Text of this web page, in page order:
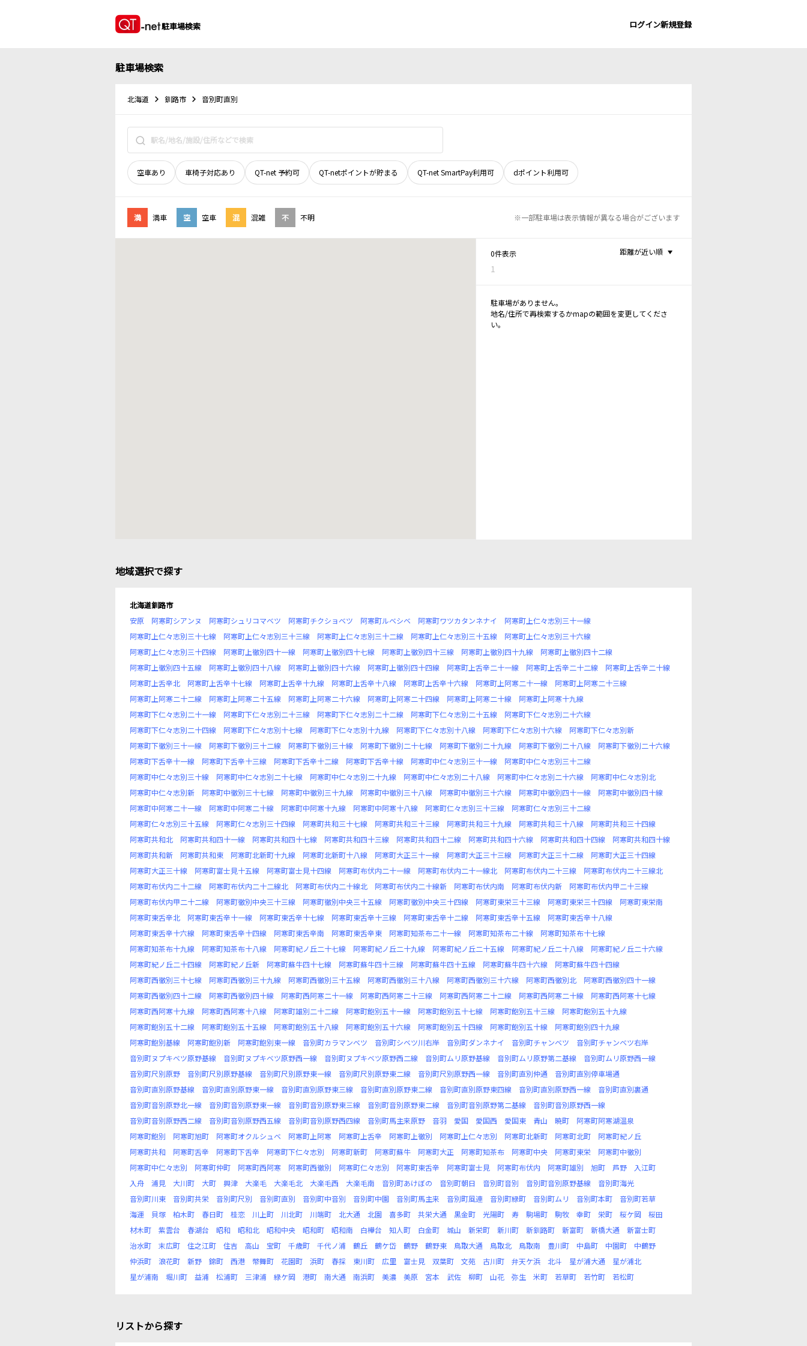
駐車場検索 ログイン新規登録
駐車場検索
北海道 釧路市 音別町直別
空車あり 車椅子対応あり QT-net 予約可 QT-netポイントが貯まる QT-net SmartPay利用可 dポイント利用可
満 満車 空 空車 混 混雑 不 不明 ※一部駐車場は表示情報が異なる場合がございます
0件表示
1
距離が近い順
駐車場がありません。
地名/住所で再検索するかmapの範囲を変更してくださ
い。
地域選択で探す
北海道釧路市
安原
阿寒町シアンヌ 阿寒町シュリコマベツ 阿寒町チクショベツ 阿寒町ルベシベ 阿寒町ワツカタンネナイ
阿寒町上仁々志別三十一線
阿寒町上仁々志別三十七線
阿寒町上仁々志別三十三線 阿寒町上仁々志別三十二線 阿寒町上仁々志別三十五線
阿寒町上仁々志別三十六線
阿寒町上仁々志別三十四線
阿寒町上徹別四十一線 阿寒町上徹別四十七線 阿寒町上徹別四十三線 阿寒町上徹別四十九線
阿寒町上徹別四十二線
阿寒町上徹別四十五線
阿寒町上徹別四十八線 阿寒町上徹別四十六線 阿寒町上徹別四十四線 阿寒町上舌辛二十一線 阿寒町上舌辛二十二線
阿寒町上舌辛二十線
阿寒町上舌辛北
阿寒町上舌辛十七線 阿寒町上舌辛十九線 阿寒町上舌辛十八線 阿寒町上舌辛十六線 阿寒町上阿寒二十一線
阿寒町上阿寒二十三線
阿寒町上阿寒二十二線
阿寒町上阿寒二十五線 阿寒町上阿寒二十六線 阿寒町上阿寒二十四線 阿寒町上阿寒二十線
阿寒町上阿寒十九線
阿寒町下仁々志別二十一線
阿寒町下仁々志別二十三線 阿寒町下仁々志別二十二線 阿寒町下仁々志別二十五線
阿寒町下仁々志別二十六線
阿寒町下仁々志別二十四線
阿寒町下仁々志別十七線 阿寒町下仁々志別十九線 阿寒町下仁々志別十八線 阿寒町下仁々志別十六線
阿寒町下仁々志別新
阿寒町下徹別三十一線
阿寒町下徹別三十二線 阿寒町下徹別三十線 阿寒町下徹別二十七線 阿寒町下徹別二十九線 阿寒町下徹別二十八線
阿寒町下徹別二十六線
阿寒町下舌辛十一線
阿寒町下舌辛十三線 阿寒町下舌辛十二線 阿寒町下舌辛十線 阿寒町中仁々志別三十一線
阿寒町中仁々志別三十二線
阿寒町中仁々志別三十線
阿寒町中仁々志別二十七線 阿寒町中仁々志別二十九線 阿寒町中仁々志別二十八線 阿寒町中仁々志別二十六線
阿寒町中仁々志別北
阿寒町中仁々志別新
阿寒町中徹別三十七線 阿寒町中徹別三十九線 阿寒町中徹別三十八線 阿寒町中徹別三十六線 阿寒町中徹別四十一線
阿寒町中徹別四十線
阿寒町中阿寒二十一線
阿寒町中阿寒二十線 阿寒町中阿寒十九線 阿寒町中阿寒十八線 阿寒町仁々志別三十三線
阿寒町仁々志別三十二線
阿寒町仁々志別三十五線
阿寒町仁々志別三十四線 阿寒町共和三十七線 阿寒町共和三十三線 阿寒町共和三十九線 阿寒町共和三十八線
阿寒町共和三十四線
阿寒町共和北
阿寒町共和四十一線 阿寒町共和四十七線 阿寒町共和四十三線 阿寒町共和四十二線 阿寒町共和四十六線 阿寒町共和四十四線
阿寒町共和四十線
阿寒町共和新
阿寒町共和東 阿寒町北新町十九線 阿寒町北新町十八線 阿寒町大正三十一線 阿寒町大正三十三線 阿寒町大正三十二線
阿寒町大正三十四線
阿寒町大正三十線
阿寒町富士見十五線 阿寒町富士見十四線 阿寒町布伏内二十一線 阿寒町布伏内二十一線北 阿寒町布伏内二十三線
阿寒町布伏内二十三線北
阿寒町布伏内二十二線
阿寒町布伏内二十二線北 阿寒町布伏内二十線北 阿寒町布伏内二十線新 阿寒町布伏内南 阿寒町布伏内新
阿寒町布伏内甲二十三線
阿寒町布伏内甲二十二線
阿寒町徹別中央三十三線 阿寒町徹別中央三十五線 阿寒町徹別中央三十四線 阿寒町東栄三十三線 阿寒町東栄三十四線
阿寒町東栄南
阿寒町東舌辛北
阿寒町東舌辛十一線 阿寒町東舌辛十七線 阿寒町東舌辛十三線 阿寒町東舌辛十二線 阿寒町東舌辛十五線
阿寒町東舌辛十八線
阿寒町東舌辛十六線
阿寒町東舌辛十四線 阿寒町東舌辛南 阿寒町東舌辛東 阿寒町知茶布二十一線 阿寒町知茶布二十線
阿寒町知茶布十七線
阿寒町知茶布十九線
阿寒町知茶布十八線 阿寒町紀ノ丘二十七線 阿寒町紀ノ丘二十九線 阿寒町紀ノ丘二十五線 阿寒町紀ノ丘二十八線
阿寒町紀ノ丘二十六線
阿寒町紀ノ丘二十四線
阿寒町紀ノ丘新 阿寒町蘇牛四十七線 阿寒町蘇牛四十三線 阿寒町蘇牛四十五線 阿寒町蘇牛四十六線
阿寒町蘇牛四十四線
阿寒町西徹別三十七線
阿寒町西徹別三十九線 阿寒町西徹別三十五線 阿寒町西徹別三十八線 阿寒町西徹別三十六線 阿寒町西徹別北
阿寒町西徹別四十一線
阿寒町西徹別四十二線
阿寒町西徹別四十線 阿寒町西阿寒二十一線 阿寒町西阿寒二十三線 阿寒町西阿寒二十二線 阿寒町西阿寒二十線
阿寒町西阿寒十七線
阿寒町西阿寒十九線
阿寒町西阿寒十八線 阿寒町雄別二十二線 阿寒町飽別五十一線 阿寒町飽別五十七線 阿寒町飽別五十三線
阿寒町飽別五十九線
阿寒町飽別五十二線
阿寒町飽別五十五線 阿寒町飽別五十八線 阿寒町飽別五十六線 阿寒町飽別五十四線 阿寒町飽別五十線
阿寒町飽別四十九線
阿寒町飽別基線
阿寒町飽別新 阿寒町飽別東一線 音別町カラマンベツ 音別町シベツ川右岸 音別町ダンネナイ 音別町チャンベツ
音別町チャンベツ右岸
音別町ヌプキベツ原野基線
音別町ヌプキベツ原野西一線 音別町ヌプキベツ原野西二線 音別町ムリ原野基線 音別町ムリ原野第二基線
音別町ムリ原野西一線
音別町尺別原野
音別町尺別原野基線 音別町尺別原野東一線 音別町尺別原野東二線 音別町尺別原野西一線 音別町直別仲通
音別町直別停車場通
音別町直別原野基線
音別町直別原野東一線 音別町直別原野東三線 音別町直別原野東二線 音別町直別原野東四線 音別町直別原野西一線
音別町直別裏通
音別町音別原野北一線
音別町音別原野東一線 音別町音別原野東三線 音別町音別原野東二線 音別町音別原野第二基線
音別町音別原野西一線
音別町音別原野西二線
音別町音別原野西五線 音別町音別原野西四線 音別町馬主来原野 音羽 愛国 愛国西 愛国東 青山 暁町
阿寒町阿寒湖温泉
阿寒町飽別
阿寒町旭町 阿寒町オクルシュベ 阿寒町上阿寒 阿寒町上舌辛 阿寒町上徹別 阿寒町上仁々志別 阿寒町北新町 阿寒町北町
阿寒町紀ノ丘
阿寒町共和
阿寒町舌辛 阿寒町下舌辛 阿寒町下仁々志別 阿寒町新町 阿寒町蘇牛 阿寒町大正 阿寒町知茶布 阿寒町中央 阿寒町東栄
阿寒町中徹別
阿寒町中仁々志別
阿寒町仲町 阿寒町西阿寒 阿寒町西徹別 阿寒町仁々志別 阿寒町東舌辛 阿寒町富士見 阿寒町布伏内 阿寒町雄別 旭町 芦野
入江町
入舟
浦見 大川町 大町 興津 大楽毛 大楽毛北 大楽毛西 大楽毛南 音別町あけぼの 音別町朝日 音別町音別 音別町音別原野基線
音別町海光
音別町川東
音別町共栄 音別町尺別 音別町直別 音別町中音別 音別町中園 音別町馬主来 音別町風連 音別町緑町 音別町ムリ 音別町本町
音別町若草
海運
貝塚 柏木町 春日町 桂恋 川上町 川北町 川端町 北大通 北園 喜多町 共栄大通 黒金町 光陽町 寿 駒場町 駒牧 幸町 栄町 桜ケ岡
桜田
材木町
紫雲台 春湖台 昭和 昭和北 昭和中央 昭和町 昭和南 白樺台 知人町 白金町 城山 新栄町 新川町 新釧路町 新富町 新橋大通
新富士町
治水町
末広町 住之江町 住吉 高山 宝町 千歳町 千代ノ浦 鶴丘 鶴ケ岱 鶴野 鶴野東 鳥取大通 鳥取北 鳥取南 豊川町 中島町 中園町
中鶴野
仲浜町
浪花町 新野 錦町 西港 幣舞町 花園町 浜町 春採 東川町 広里 富士見 双葉町 文苑 古川町 弁天ケ浜 北斗 星が浦大通
星が浦北
星が浦南
堀川町 益浦 松浦町 三津浦 緑ケ岡 港町 南大通 南浜町 美濃 美原 宮本 武佐 柳町 山花 弥生 米町 若草町 若竹町 若松町
リストから探す